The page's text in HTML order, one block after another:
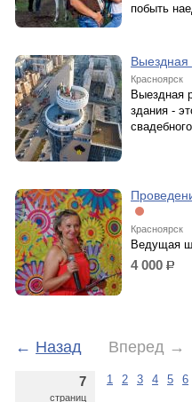
побыть
Выездная
Красноярск
Выездная
здания -
Красноярск
Ведущая
4 000 р.
← Назад Вперед →
7
страниц
1 2 3 4 5 6